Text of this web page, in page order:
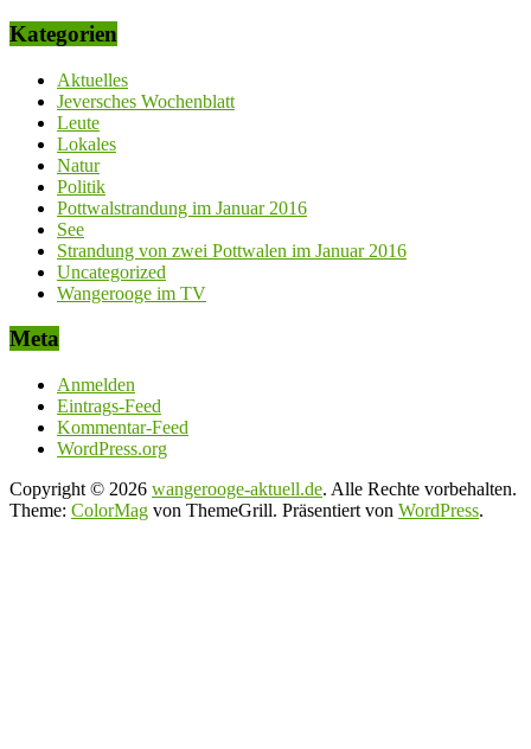
Kategorien
Aktuelles
Jeversches Wochenblatt
Leute
Lokales
Natur
Politik
Pottwalstrandung im Januar 2016
See
Strandung von zwei Pottwalen im Januar 2016
Uncategorized
Wangerooge im TV
Meta
Anmelden
Eintrags-Feed
Kommentar-Feed
WordPress.org
Copyright © 2026 wangerooge-aktuell.de. Alle Rechte vorbehalten.
Theme: ColorMag von ThemeGrill. Präsentiert von WordPress.